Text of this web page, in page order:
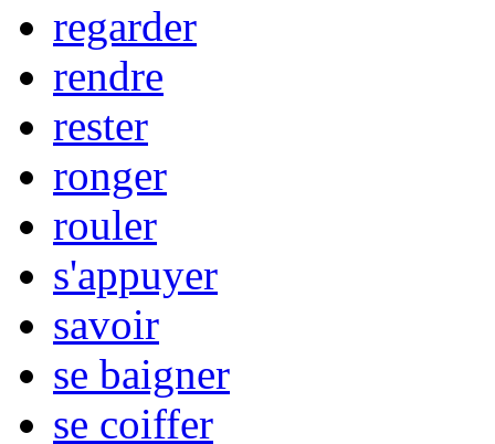
regarder
rendre
rester
ronger
rouler
s'appuyer
savoir
se baigner
se coiffer